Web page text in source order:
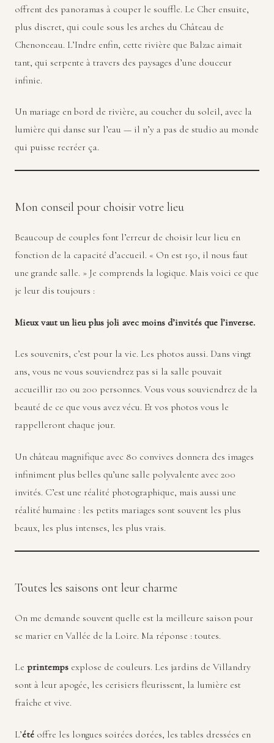
offrent des panoramas à couper le souffle. Le Cher ensuite,
plus discret, qui coule sous les arches du Château de
Chenonceau. L’Indre enfin, cette rivière que Balzac aimait
tant, qui serpente à travers des paysages d’une douceur
infinie.
Un mariage en bord de rivière, au coucher du soleil, avec la
lumière qui danse sur l’eau — il n’y a pas de studio au monde
qui puisse recréer ça.
Mon conseil pour choisir votre lieu
Beaucoup de couples font l’erreur de choisir leur lieu en
fonction de la capacité d’accueil. « On est 150, il nous faut
une grande salle. » Je comprends la logique. Mais voici ce que
je leur dis toujours :
Mieux vaut un lieu plus joli avec moins d’invités que l’inverse.
Les souvenirs, c’est pour la vie. Les photos aussi. Dans vingt
ans, vous ne vous souviendrez pas si la salle pouvait
accueillir 120 ou 200 personnes. Vous vous souviendrez de la
beauté de ce que vous avez vécu. Et vos photos vous le
rappelleront chaque jour.
Un château magnifique avec 80 convives donnera des images
infiniment plus belles qu’une salle polyvalente avec 200
invités. C’est une réalité photographique, mais aussi une
réalité humaine : les petits mariages sont souvent les plus
beaux, les plus intenses, les plus vrais.
Toutes les saisons ont leur charme
On me demande souvent quelle est la meilleure saison pour
se marier en Vallée de la Loire. Ma réponse : toutes.
Le printemps explose de couleurs. Les jardins de Villandry
sont à leur apogée, les cerisiers fleurissent, la lumière est
fraîche et vive.
L’été offre les longues soirées dorées, les tables dressées en